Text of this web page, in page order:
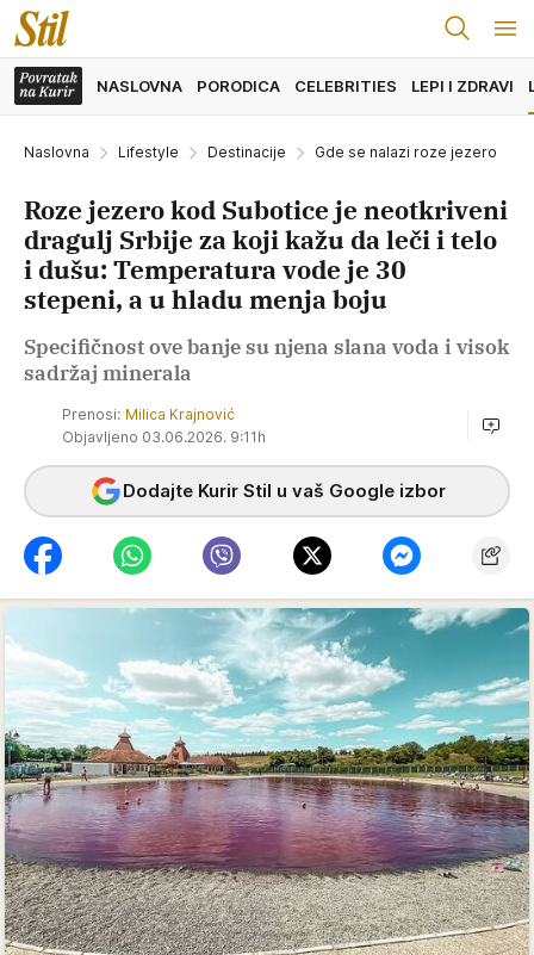
NASLOVNA PORODICA CELEBRITIES LEPI I ZDRAVI
Naslovna Lifestyle Destinacije Gde se nalazi roze jezero
Roze jezero kod Subotice je neotkriveni
dragulj Srbije za koji kažu da leči i telo
i dušu: Temperatura vode je 30
stepeni, a u hladu menja boju
Specifičnost ove banje su njena slana voda i visok
sadržaj minerala
Prenosi: Milica Krajnović
Objavljeno 03.06.2026. 9:11h
Dodajte Kurir Stil u vaš Google izbor